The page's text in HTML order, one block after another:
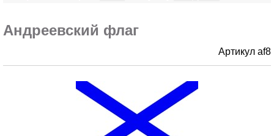
Андреевский флаг
Артикул af8